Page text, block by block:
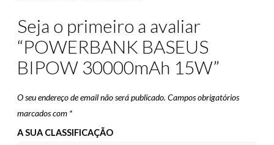
Seja o primeiro a avaliar
“POWERBANK BASEUS
BIPOW 30000mAh 15W”
O seu endereço de email não será publicado. Campos obrigatórios
marcados com *
A SUA CLASSIFICAÇÃO